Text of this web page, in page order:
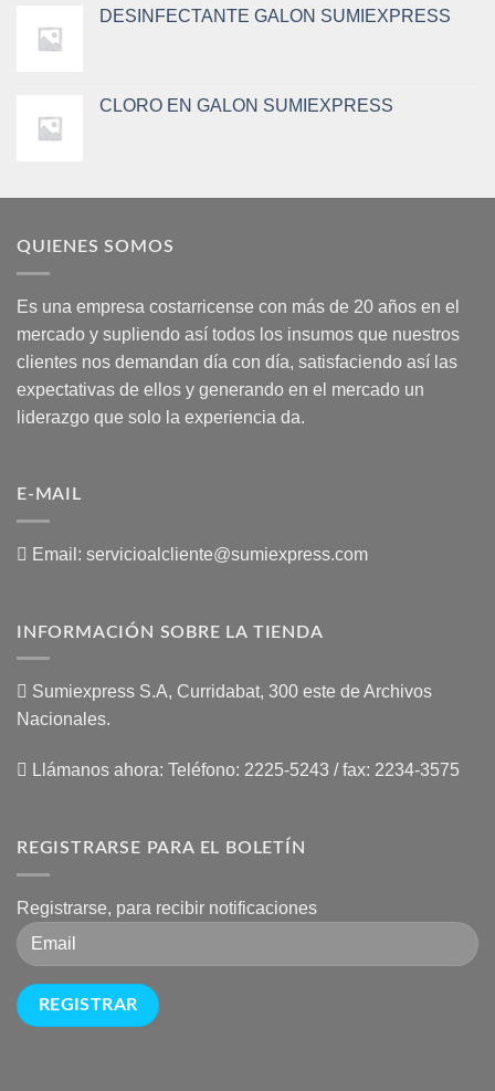
DESINFECTANTE GALON SUMIEXPRESS
CLORO EN GALON SUMIEXPRESS
QUIENES SOMOS
Es una empresa costarricense con más de 20 años en el
mercado y supliendo así todos los insumos que nuestros
clientes nos demandan día con día, satisfaciendo así las
expectativas de ellos y generando en el mercado un
liderazgo que solo la experiencia da.
E-MAIL
Email: servicioalcliente@sumiexpress.com
INFORMACIÓN SOBRE LA TIENDA
Sumiexpress S.A, Curridabat, 300 este de Archivos
Nacionales.
Llámanos ahora: Teléfono: 2225-5243 / fax: 2234-3575
REGISTRARSE PARA EL BOLETÍN
Registrarse, para recibir notificaciones